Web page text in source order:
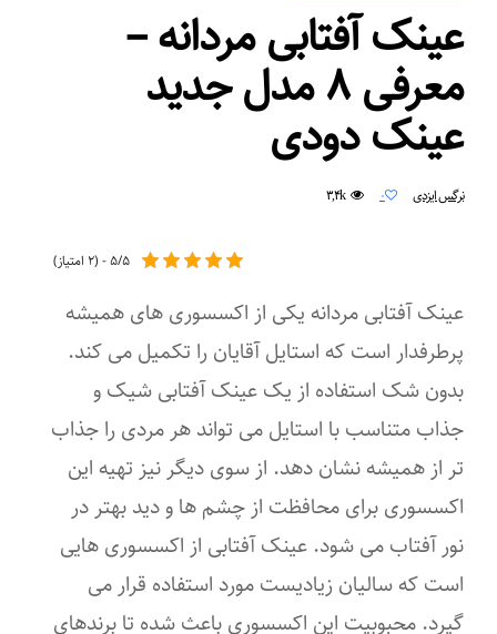
عینک آفتابی مردانه –
معرفی ۸ مدل جدید
عینک دودی
نرگس ایزدی ۰ ۳,۴k
۵/۵ - (۲ امتیاز)
عینک آفتابی مردانه یکی از اکسسوری های همیشه
پرطرفدار است که استایل آقایان را تکمیل می کند.
بدون شک استفاده از یک عینک آفتابی شیک و
جذاب متناسب با استایل می تواند هر مردی را جذاب
تر از همیشه نشان دهد. از سوی دیگر نیز تهیه این
اکسسوری برای محافظت از چشم ها و دید بهتر در
نور آفتاب می شود. عینک آفتابی از اکسسوری هایی
است که سالیان زیادیست مورد استفاده قرار می
گیرد. محبوبیت این اکسسوری باعث شده تا برندهای